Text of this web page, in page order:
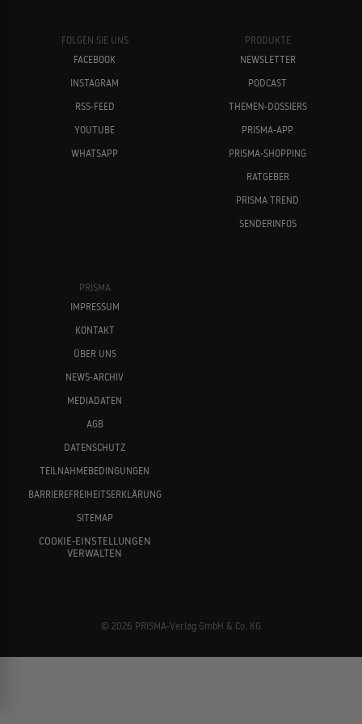
FOLGEN SIE UNS
FACEBOOK
INSTAGRAM
RSS-FEED
YOUTUBE
WHATSAPP
PRODUKTE
NEWSLETTER
PODCAST
THEMEN-DOSSIERS
PRISMA-APP
PRISMA-SHOPPING
RATGEBER
PRISMA TREND
SENDERINFOS
PRISMA
IMPRESSUM
KONTAKT
ÜBER UNS
NEWS-ARCHIV
MEDIADATEN
AGB
DATENSCHUTZ
TEILNAHMEBEDINGUNGEN
BARRIEREFREIHEITSERKLÄRUNG
SITEMAP
COOKIE-EINSTELLUNGEN
VERWALTEN
© 2026 PRISMA-Verlag GmbH & Co. KG